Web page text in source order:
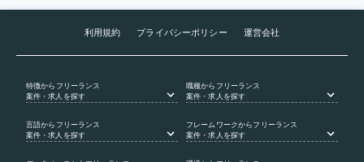
利用規約 プライバシーポリシー 運営会社
特徴からフリーランス
案件・求人を探す
職種からフリーランス
案件・求人を探す
言語からフリーランス
案件・求人を探す
フレームワークからフリーランス
案件・求人を探す